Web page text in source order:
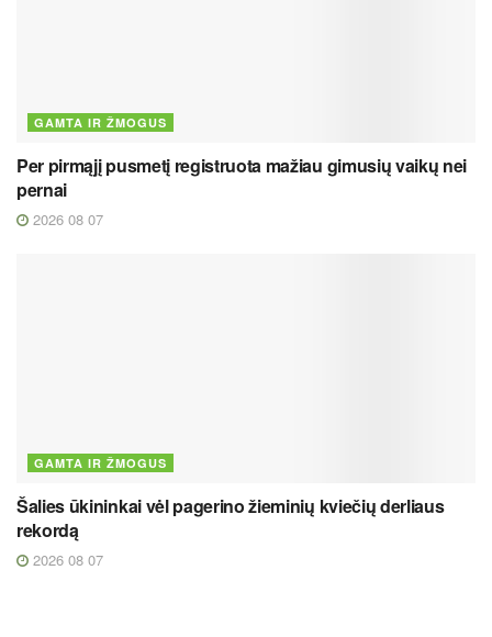
GAMTA IR ŽMOGUS
Per pirmąjį pusmetį registruota mažiau gimusių vaikų nei
pernai
2026 08 07
GAMTA IR ŽMOGUS
Šalies ūkininkai vėl pagerino žieminių kviečių derliaus
rekordą
2026 08 07